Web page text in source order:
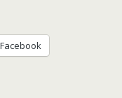
Facebook